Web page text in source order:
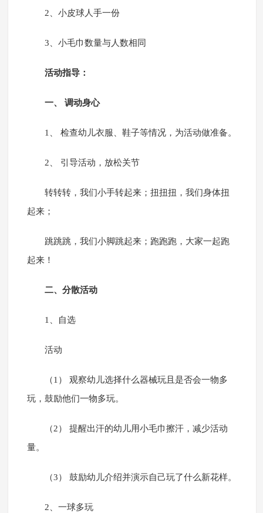
2、小皮球人手一份
3、小毛巾数量与人数相同
活动指导：
一、 调动身心
1、 检查幼儿衣服、鞋子等情况，为活动做准备。
2、 引导活动，放松关节
转转转，我们小手转起来；扭扭扭，我们身体扭
起来；
跳跳跳，我们小脚跳起来；跑跑跑，大家一起跑
起来！
二、分散活动
1、自选
活动
（1） 观察幼儿选择什么器械玩且是否会一物多
玩，鼓励他们一物多玩。
（2） 提醒出汗的幼儿用小毛巾擦汗，减少活动
量。
（3） 鼓励幼儿介绍并演示自己玩了什么新花样。
2、一球多玩